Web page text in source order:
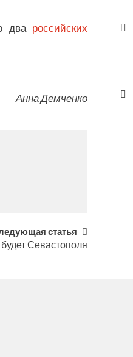
два российских
Анна Демченко
статья
Севастополя